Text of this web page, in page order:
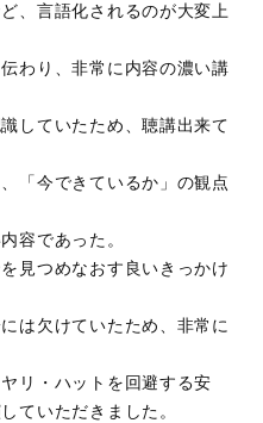
、言語化されるのが大変上
わり、非常に内容の濃い講
していたため、聴講出来て
「今できているか」の観点
容であった。
見つめなおす良いきっかけ
は欠けていたため、非常に
リ・ハットを回避する安
ていただきました。